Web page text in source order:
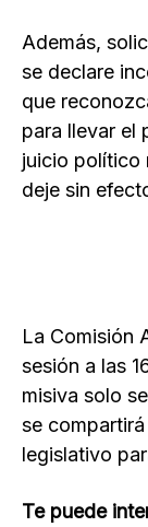
Además,
se declare
que
para llevar el
juicio político
deje sin
La Comisión
sesión a las
misiva solo
se
legislativo
Te puede